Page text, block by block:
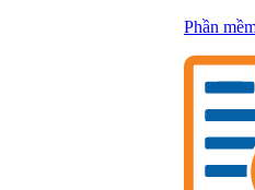
Phần